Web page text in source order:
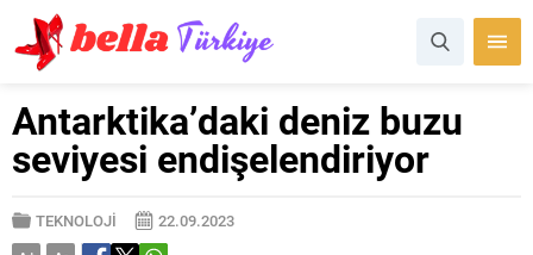
Antarktika’daki deniz buzu
seviyesi endişelendiriyor
TEKNOLOJİ
22.09.2023